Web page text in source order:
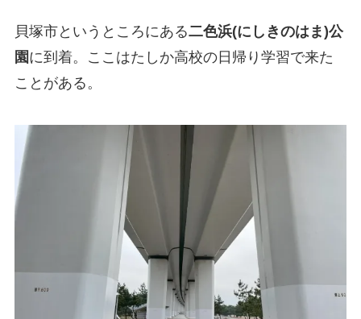
貝塚市というところにある二色浜(にしきのはま)公
園に到着。ここはたしか高校の日帰り学習で来た
ことがある。